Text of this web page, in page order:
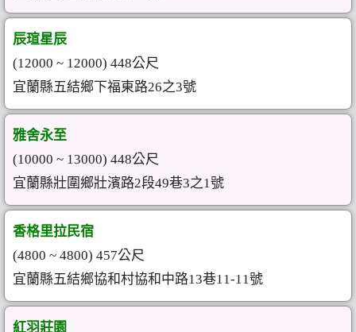
辰瑄星辰
(12000 ~ 12000) 448公尺
宜蘭縣五結鄉下福東路26之3號
雅舍永至
(10000 ~ 13000) 448公尺
宜蘭縣壯圍鄉壯濱路2段49巷3之1號
香格里拉民宿
(4800 ~ 4800) 457公尺
宜蘭縣五結鄉協和村協和中路13巷11-11號
紅羽莊園